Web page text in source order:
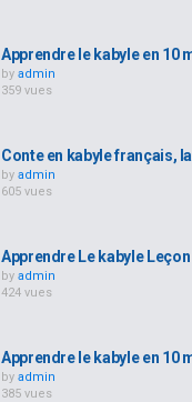
Apprendre le kabyle en 10
by admin
359 vues
Conte en kabyle français,
by admin
605 vues
Apprendre Le kabyle
by admin
424 vues
Apprendre le kabyle en 10
by admin
385 vues